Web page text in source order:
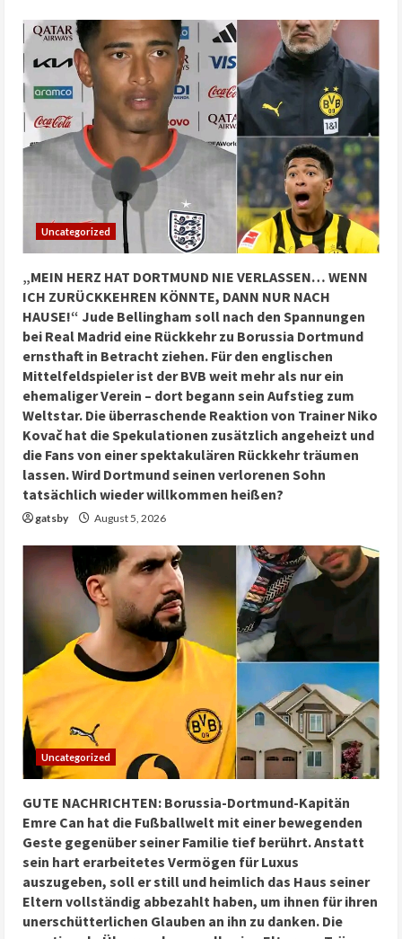
Uncategorized
„MEIN HERZ HAT DORTMUND NIE VERLASSEN… WENN
ICH ZURÜCKKEHREN KÖNNTE, DANN NUR NACH
HAUSE!“ Jude Bellingham soll nach den Spannungen
bei Real Madrid eine Rückkehr zu Borussia Dortmund
ernsthaft in Betracht ziehen. Für den englischen
Mittelfeldspieler ist der BVB weit mehr als nur ein
ehemaliger Verein – dort begann sein Aufstieg zum
Weltstar. Die überraschende Reaktion von Trainer Niko
Kovač hat die Spekulationen zusätzlich angeheizt und
die Fans von einer spektakulären Rückkehr träumen
lassen. Wird Dortmund seinen verlorenen Sohn
tatsächlich wieder willkommen heißen?
gatsby August 5, 2026
Uncategorized
GUTE NACHRICHTEN: Borussia-Dortmund-Kapitän
Emre Can hat die Fußballwelt mit einer bewegenden
Geste gegenüber seiner Familie tief berührt. Anstatt
sein hart erarbeitetes Vermögen für Luxus
auszugeben, soll er still und heimlich das Haus seiner
Eltern vollständig abbezahlt haben, um ihnen für ihren
unerschütterlichen Glauben an ihn zu danken. Die